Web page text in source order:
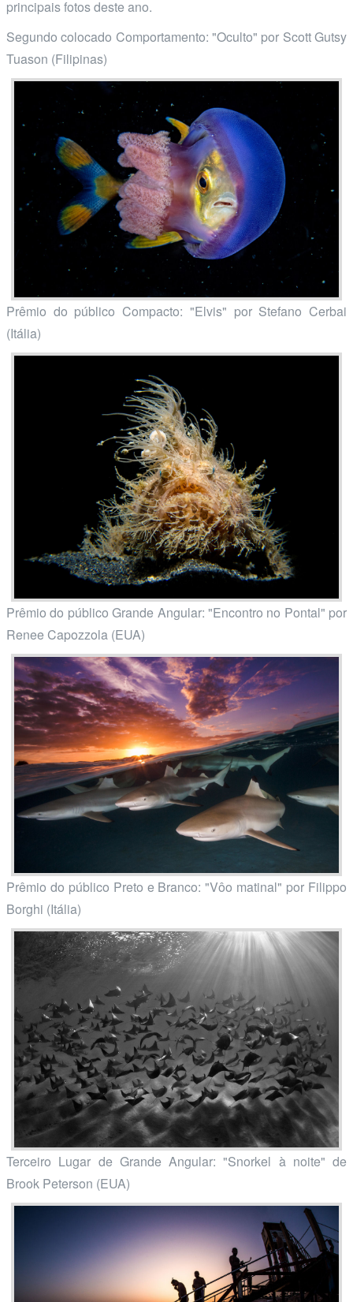
principais fotos deste ano.
Segundo colocado Comportamento: "Oculto" por Scott Gutsy
Tuason (Filipinas)
Prêmio do público Compacto: "Elvis" por Stefano Cerbai
(Itália)
Prêmio do público Grande Angular: "Encontro no Pontal" por
Renee Capozzola (EUA)
Prêmio do público Preto e Branco: "Vôo matinal" por Filippo
Borghi (Itália)
Terceiro Lugar de Grande Angular: "Snorkel à noite" de
Brook Peterson (EUA)